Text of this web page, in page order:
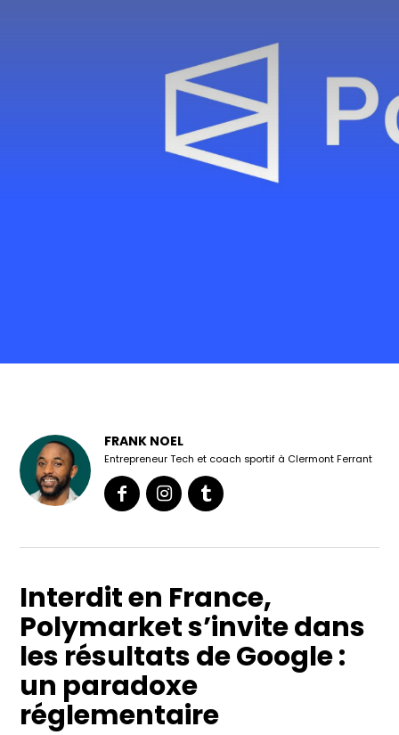
FRANK NOEL
Entrepreneur Tech et coach sportif à Clermont Ferrant
Interdit en France,
Polymarket s’invite dans
les résultats de Google :
un paradoxe
réglementaire